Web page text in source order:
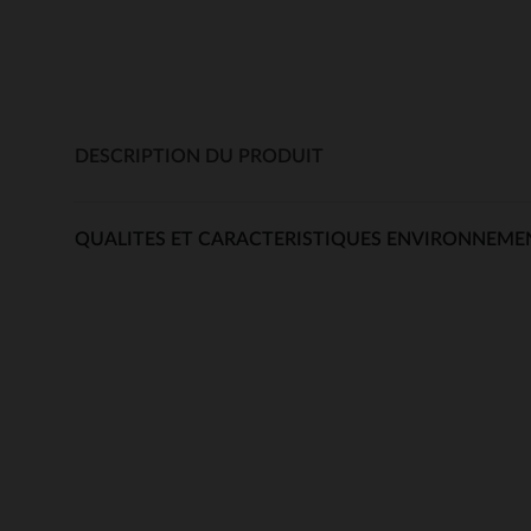
DESCRIPTION DU PRODUIT
QUALITES ET CARACTERISTIQUES